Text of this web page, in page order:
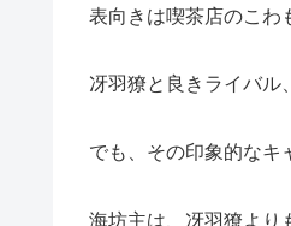
表向きは喫茶店のこわ
冴羽獠と良きライバル
でも、その印象的なキ
海坊主は、冴羽獠より